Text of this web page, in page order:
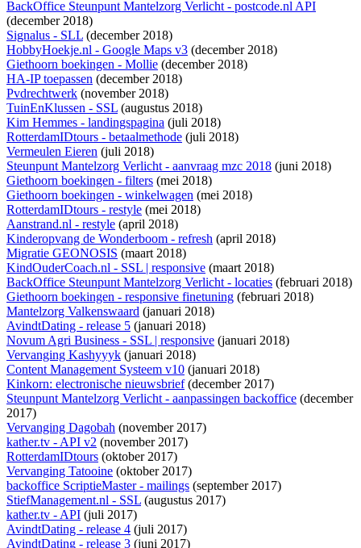
BackOffice Steunpunt Mantelzorg Verlicht - postcode.nl API
(december 2018)
Signalus - SLL (december 2018)
HobbyHoekje.nl - Google Maps v3 (december 2018)
Giethoorn boekingen - Mollie (december 2018)
HA-IP toepassen (december 2018)
Pvdrechtwerk (november 2018)
TuinEnKlussen - SSL (augustus 2018)
Kim Hemmes - landingspagina (juli 2018)
RotterdamIDtours - betaalmethode (juli 2018)
Vermeulen Eieren (juli 2018)
Steunpunt Mantelzorg Verlicht - aanvraag mzc 2018 (juni 2018)
Giethoorn boekingen - filters (mei 2018)
Giethoorn boekingen - winkelwagen (mei 2018)
RotterdamIDtours - restyle (mei 2018)
Aanstrand.nl - restyle (april 2018)
Kinderopvang de Wonderboom - refresh (april 2018)
Migratie GEONOSIS (maart 2018)
KindOuderCoach.nl - SSL | responsive (maart 2018)
BackOffice Steunpunt Mantelzorg Verlicht - locaties (februari 2018)
Giethoorn boekingen - responsive finetuning (februari 2018)
Mantelzorg Valkenswaard (januari 2018)
AvindtDating - release 5 (januari 2018)
Novum Agri Business - SSL | responsive (januari 2018)
Vervanging Kashyyyk (januari 2018)
Content Management Systeem v10 (januari 2018)
Kinkorn: electronische nieuwsbrief(december 2017)
Steunpunt Mantelzorg Verlicht - aanpassingen backoffice (december
2017)
Vervanging Dagobah (november 2017)
kather.tv - API v2 (november 2017)
RotterdamIDtours (oktober 2017)
Vervanging Tatooine (oktober 2017)
backoffice ScriptieMaster - mailings (september 2017)
StiefManagement.nl - SSL (augustus 2017)
kather.tv - API (juli 2017)
AvindtDating - release 4 (juli 2017)
AvindtDating - release 3 (juni 2017)